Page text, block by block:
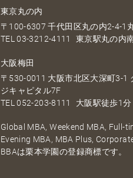
東京丸の内
〒100-6307 千代田区丸の内2-4-1
TEL03-3212-4111 東京駅丸の内
大阪梅田
〒530-0011 大阪市北区大深町3-1
ジキャピタル7F
TEL052-203-8111 大阪駅徒歩1分
Global MBA, Weekend MBA, Full-
Evening MBA, MBA Plus,
BBAは栗本学園の登録商標です。